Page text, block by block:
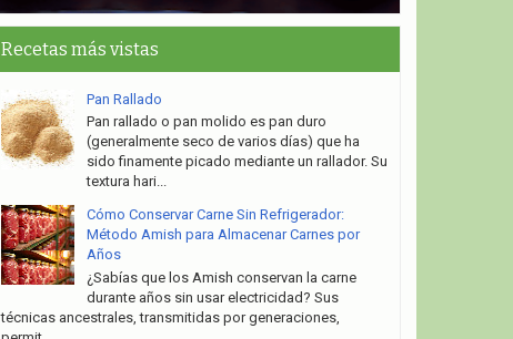
Recetas más vistas
Pan Rallado
Pan rallado o pan molido es pan duro
(generalmente seco de varios días) que ha
sido finamente picado mediante un rallador. Su
textura hari...
Cómo Conservar Carne Sin Refrigerador:
Método Amish para Almacenar Carnes por
Años
¿Sabías que los Amish conservan la carne
durante años sin usar electricidad? Sus
técnicas ancestrales, transmitidas por generaciones,